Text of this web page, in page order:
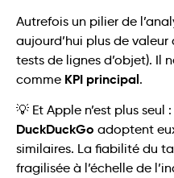
Autrefois un pilier de
aujourd’hui plus de
tests de lignes d’objet). Il
comme KPI principal.
💡 Et Apple n’est plus seul :
DuckDuckGo adoptent
similaires. La fiabilité du
fragilisée à l’échelle de